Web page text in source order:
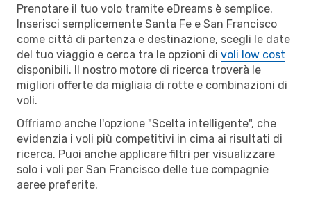
Prenotare il tuo volo tramite eDreams è semplice.
Inserisci semplicemente Santa Fe e San Francisco
come città di partenza e destinazione, scegli le date
del tuo viaggio e cerca tra le opzioni di voli low cost
disponibili. Il nostro motore di ricerca troverà le
migliori offerte da migliaia di rotte e combinazioni di
voli.
Offriamo anche l'opzione "Scelta intelligente", che
evidenzia i voli più competitivi in cima ai risultati di
ricerca. Puoi anche applicare filtri per visualizzare
solo i voli per San Francisco delle tue compagnie
aeree preferite.